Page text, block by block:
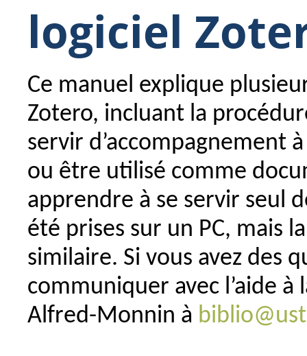
logiciel
Ce manuel explique
Zotero, incluant la
servir d’accompagnement
ou être utilisé comme
apprendre à se servir seul
été prises sur un PC, mais
similaire. Si vous avez des
communiquer avec l’aide
Alfred-Monnin à